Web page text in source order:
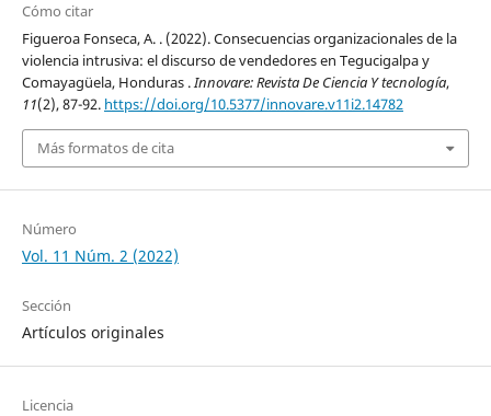
Cómo citar
Figueroa Fonseca, A. . (2022). Consecuencias organizacionales de la
violencia intrusiva: el discurso de vendedores en Tegucigalpa y
Comayagüela, Honduras .Innovare: Revista De Ciencia Y tecnología,
11(2), 87-92. https://doi.org/10.5377/innovare.v11i2.14782
Más formatos de cita
Número
Vol. 11 Núm. 2 (2022)
Sección
Artículos originales
Licencia